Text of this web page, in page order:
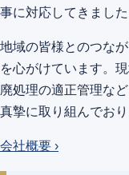
事に対応してきました
地域の皆様とのつな
を心がけています。
廃処理の適正管理な
真摯に取り組んでおり
会社概要 ›